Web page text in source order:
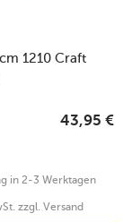
1210 Craft
in 2-3 Werktagen
43,95 €
zzgl. Versand